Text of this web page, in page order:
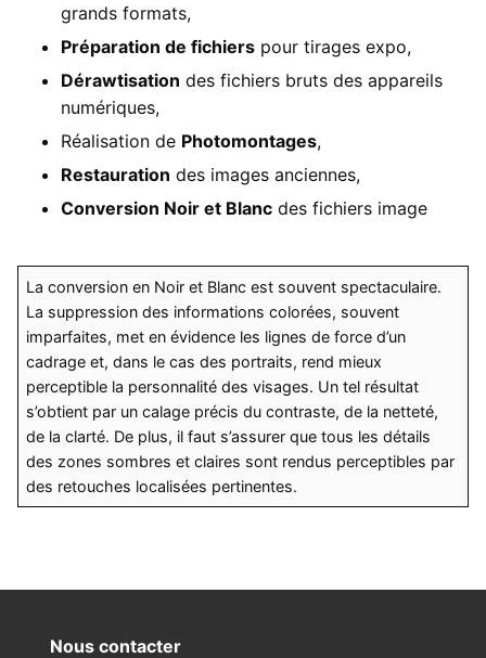
grands formats,
Préparation de fichiers pour tirages expo,
Dérawtisation des fichiers bruts des appareils
numériques,
Réalisation de Photomontages,
Restauration des images anciennes,
Conversion Noir et Blanc des fichiers image
La conversion en Noir et Blanc est souvent spectaculaire.
La suppression des informations colorées, souvent
imparfaites, met en évidence les lignes de force d’un
cadrage et, dans le cas des portraits, rend mieux
perceptible la personnalité des visages. Un tel résultat
s’obtient par un calage précis du contraste, de la netteté,
de la clarté. De plus, il faut s’assurer que tous les détails
des zones sombres et claires sont rendus perceptibles par
des retouches localisées pertinentes.
Nous contacter